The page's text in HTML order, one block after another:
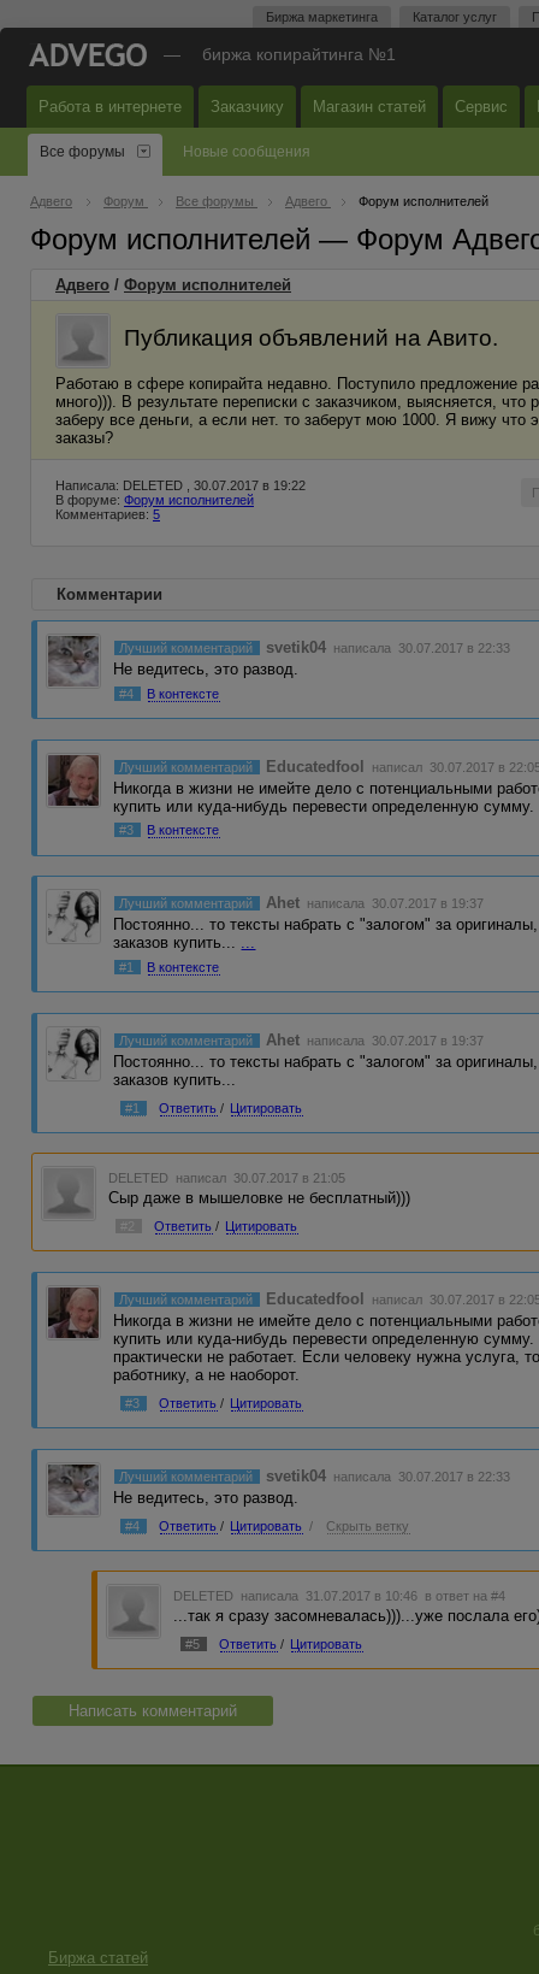
Биржа маркетинга Каталог услуг
— биржа копирайтинга №1
Работа в интернете Заказчику Магазин статей Сервис
Все форумы Новые сообщения
Адвего Форум Все форумы Адвего Форум исполнителей
Форум исполнителей — Форум
Адвего / Форум исполнителей
Публикация объявлений на Авито.
Работаю в сфере копирайта недавно. Поступило предложение
много))). В результате переписки с заказчиком, выясняется,
заберу все деньги, а если нет. то заберут мою 1000. Я вижу что
заказы?
Написала: DELETED , 30.07.2017 в 19:22
В форуме: Форум исполнителей
Комментариев: 5
Комментарии
Лучший комментарий svetik04 написала 30.07.2017 в 22:33
Не ведитесь, это развод.
#4 В контексте
Лучший комментарий Educatedfool написал 30.07.2017 в
Никогда в жизни не имейте дело с потенциальными
купить или куда-нибудь перевести определенную
#3 В контексте
Лучший комментарий Ahet написала 30.07.2017 в 19:37
Постоянно... то тексты набрать с "залогом" за
заказов купить... ...
#1 В контексте
Лучший комментарий Ahet написала 30.07.2017 в 19:37
Постоянно... то тексты набрать с "залогом" за
заказов купить...
#1 Ответить / Цитировать
DELETED написал 30.07.2017 в 21:05
Сыр даже в мышеловке не бесплатный)))
#2 Ответить / Цитировать
Лучший комментарий Educatedfool написал 30.07.2017 в
Никогда в жизни не имейте дело с потенциальными
купить или куда-нибудь перевести определенную
практически не работает. Если человеку нужна услуга,
работнику, а не наоборот.
#3 Ответить / Цитировать
Лучший комментарий svetik04 написала 30.07.2017 в 22:33
Не ведитесь, это развод.
#4 Ответить / Цитировать / Скрыть ветку
DELETED написала 31.07.2017 в 10:46 в ответ на #4
...так я сразу засомневалась)))...уже послала
#5 Ответить / Цитировать
Написать комментарий
Биржа статей